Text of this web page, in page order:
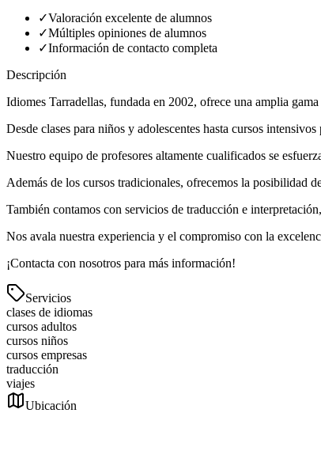
✓Valoración excelente de alumnos
✓Múltiples opiniones de alumnos
✓Información de contacto completa
Descripción
Idiomes Tarradellas, fundada en 2002, ofrece una amplia
Desde clases para niños y adolescentes hasta cursos
Nuestro equipo de profesores altamente cualificados se
Además de los cursos tradicionales, ofrecemos la posibilidad
También contamos con servicios de traducción e
Nos avala nuestra experiencia y el compromiso con la
¡Contacta con nosotros para más información!
Servicios
clases de idiomas
cursos adultos
cursos niños
cursos empresas
traducción
viajes
Ubicación